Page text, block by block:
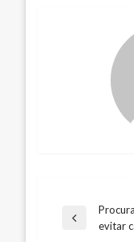
Entrada evitar